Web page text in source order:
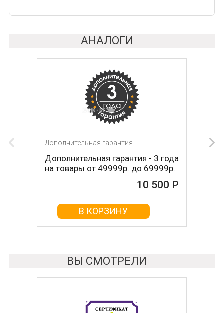
АНАЛОГИ
Дополнительная гарантия
Дополнительная гарантия - 3 года
на товары от 49999р. до 69999р.
10 500 Р
В КОРЗИНУ
ВЫ СМОТРЕЛИ